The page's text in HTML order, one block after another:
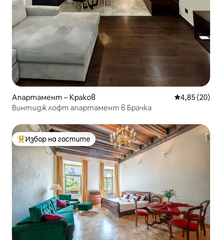
Апартамент – Краков Средна
4,85 (20)
Винтидж лофт апартамент в Брачка
Най-популярен избор на гостите
Избор на гостите